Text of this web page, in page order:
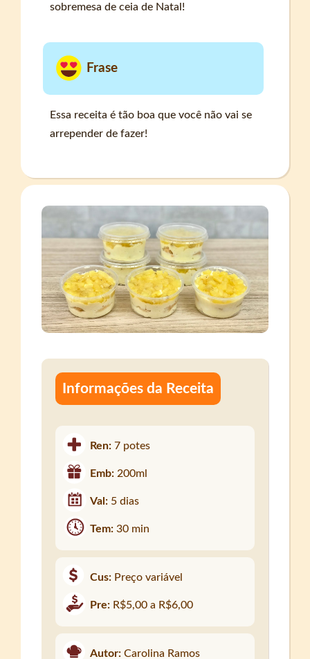
sobremesa de ceia de Natal!
Frase
Essa receita é tão boa que você não vai se
arrepender de fazer!
Informações da Receita
Ren:7 potes
Emb: 200ml
Val: 5 dias
Tem:30 min
Cus: Preço variável
Pre: R$5,00 a R$6,00
Autor: Carolina Ramos